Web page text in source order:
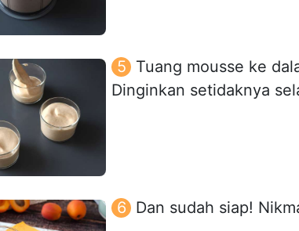
Tuang mousse ke
Dinginkan setidaknya
Dan sudah siap!